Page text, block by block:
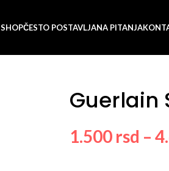
SHOPČESTO POSTAVLJANA PITANJA
Guerlain
1.500 rsd –